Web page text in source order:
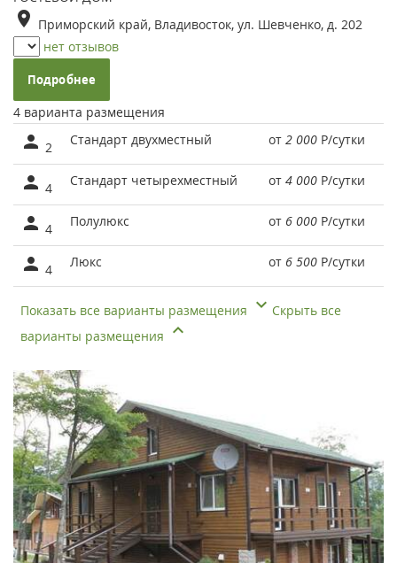
Приморский край, Владивосток, ул. Шевченко, д. 202
нет отзывов
Подробнее
4 варианта размещения
2 Стандарт двухместный от 2 000 Р/сутки
4 Стандарт четырехместный от 4 000 Р/сутки
4 Полулюкс от 6 000 Р/сутки
4 Люкс от 6 500 Р/сутки
Показать все варианты размещения
Скрыть все
варианты размещения